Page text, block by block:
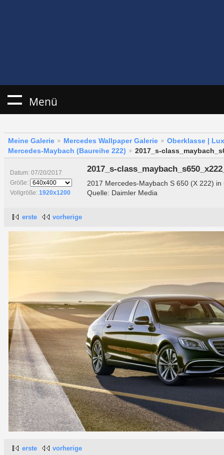
Menü
Meine Galerie Mercedes Wallpaper Galerie
Oberklasse |
Mercedes-Maybach (Baureihe 222)
2017_s-
Datum: 07/20/2017
Größe:
Vollgröße: 1920x1200
2017_s-
2017 Mercedes-Maybach S 650 (X 222) in
Quelle: Daimler Media
erste vorherige
erste vorherige